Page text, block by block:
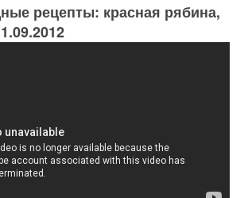
рецепты: красная рябина,